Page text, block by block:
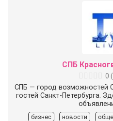
СПБ
0 (
СПБ — город возможностей
гостей Санкт-Петербурга.
бизнес новости